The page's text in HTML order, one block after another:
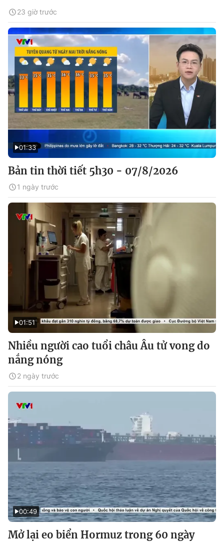
23 giờ trước
01:33
Bản tin thời tiết 5h30 - 07/8/2026
1 ngày trước
01:51
Nhiều người cao tuổi châu Âu tử vong do
nắng nóng
2 ngày trước
00:49
Mở lại eo biển Hormuz trong 60 ngày